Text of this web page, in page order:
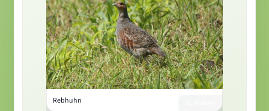
Rebhuhn